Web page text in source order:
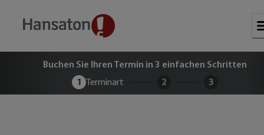
Buchen Sie Ihren kostenlosen
Buchen Sie Ihren Termin in 3 einfachen Schritten
1
Terminart 2 3